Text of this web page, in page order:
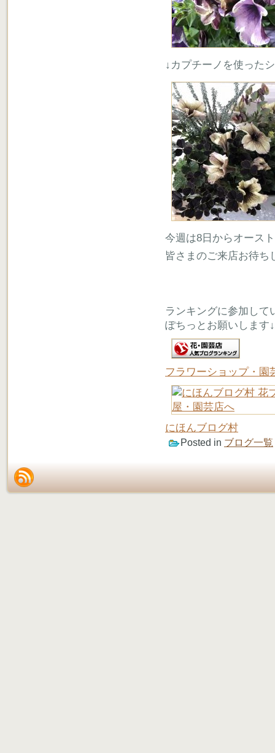
↓カプチーノを使った
今週は8日からオース
皆さまのご来店お待ち
ランキングに参加して
ぽちっとお願いします↓
フラワーショップ・園
にほんブログ村
Posted in ブログ一覧